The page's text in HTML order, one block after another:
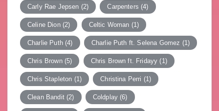
Carly Rae Jepsen (2) Carpenters (4)
Celine Dion(2) Celtic Woman (1)
Charlie Puth(4) Charlie Puth ft. Selena Gomez (1)
Chris Brown(5) Chris Brown ft. Fridayy (1)
Chris Stapleton (1) Christina Perri (1)
Clean Bandit(2) Coldplay (6)